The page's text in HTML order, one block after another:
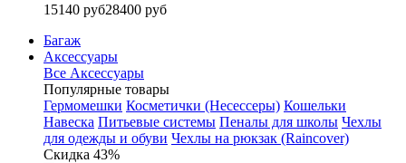
15140 руб28400 руб
Багаж
Аксессуары
Все Аксессуары
Популярные товары
Гермомешки Косметички (Несессеры) Кошельки
Навеска Питьевые системы Пеналы для школы Чехлы
для одежды и обуви Чехлы на рюкзак (Raincover)
Скидка 43%